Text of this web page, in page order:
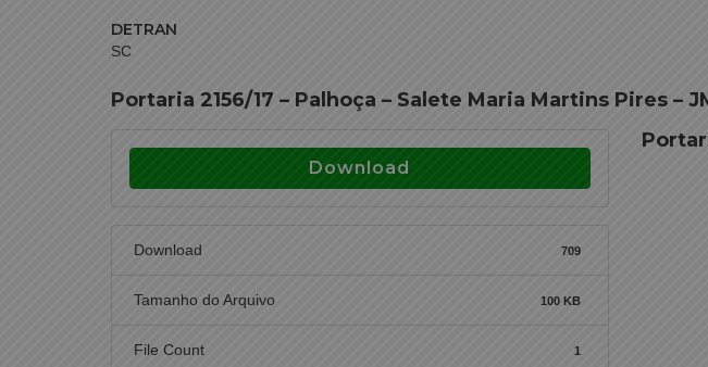
DETRAN
SC
Portaria 2156/17 – Palhoça – Salete Maria Martins Pires –
Download
Download 709
Tamanho do Arquivo 100 KB
File Count 1